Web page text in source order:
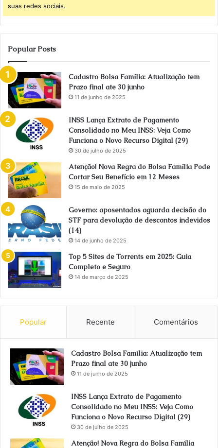
suas redes sociais.
Popular Posts
Cadastro Bolsa Família: Atualização tem
Prazo final ate 30 junho
11 de junho de 2025
INSS Lança Extrato de Pagamento
Consolidado no Meu INSS: Veja Como
Funciona o Novo Recurso Digital (29)
30 de julho de 2025
Atenção! Nova Regra do Bolsa Família Pode
Cortar Seu Benefício em 12 Meses
15 de maio de 2025
Governo: aposentados aguarda decisão do
STF para devolução de descontos indevidos
(14)
14 de junho de 2025
Top 5 Sites de Torrents em 2025: Guia
Completo e Seguro
14 de março de 2025
Popular Recente Comentários
Cadastro Bolsa Família: Atualização tem
Prazo final ate 30 junho
11 de junho de 2025
INSS Lança Extrato de Pagamento
Consolidado no Meu INSS: Veja Como
Funciona o Novo Recurso Digital (29)
30 de julho de 2025
Atenção! Nova Regra do Bolsa Família